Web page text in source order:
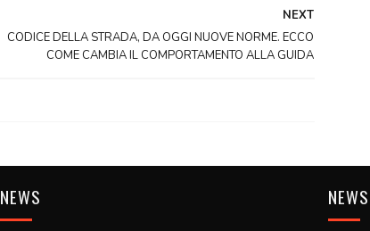
NEXT
CODICE DELLA STRADA, DA OGGI NUOVE NORME. ECCO
COME CAMBIA IL COMPORTAMENTO ALLA GUIDA
NEWS NEWS